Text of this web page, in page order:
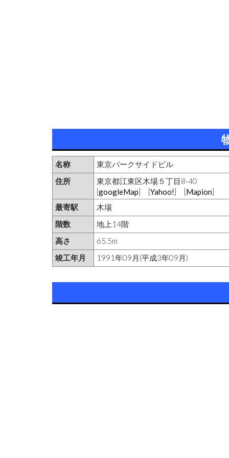
名称
東京パークサイドビル
住所
東京都江東区木場５丁目8-40
[googleMap] [Yahoo!] [Mapion]
最寄駅
木場
階数
地上14階
高さ
65.5m
竣工年月
1991年09月(平成3年09月)